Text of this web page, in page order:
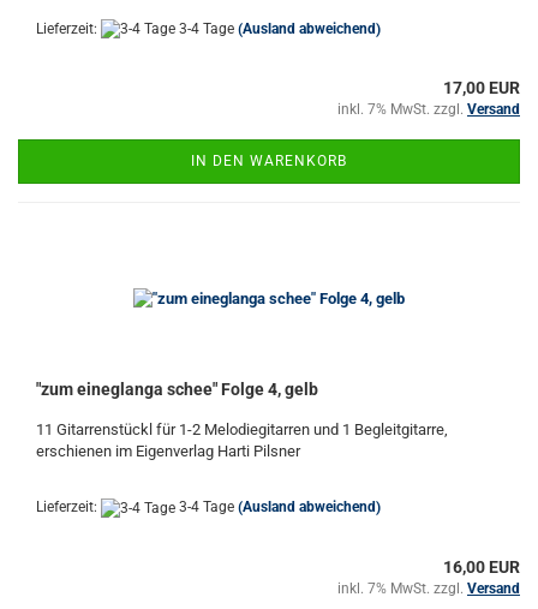
Lieferzeit: 3-4 Tage (Ausland abweichend)
17,00 EUR
inkl. 7% MwSt. zzgl. Versand
IN DEN WARENKORB
"zum eineglanga schee" Folge 4, gelb
11 Gitarrenstückl für 1-2 Melodiegitarren und 1 Begleitgitarre,
erschienen im Eigenverlag Harti Pilsner
Lieferzeit: 3-4 Tage (Ausland abweichend)
16,00 EUR
inkl. 7% MwSt. zzgl. Versand